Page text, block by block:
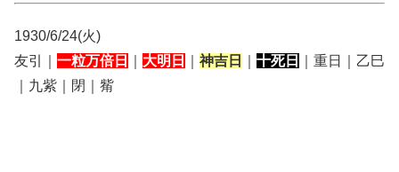
1930/6/24(火)
友引｜ 一粒万倍日 大明日 神吉日 十死日
｜重日｜乙巳
｜九紫｜閉｜觜